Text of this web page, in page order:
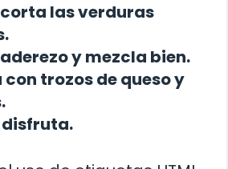
las verduras
y mezcla bien.
con trozos de queso y
disfruta.